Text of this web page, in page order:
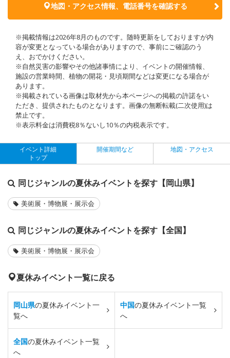
地図・アクセス情報、電話番号を確認する
※掲載情報は2026年8月のものです。随時更新をしておりますが内
容が変更となっている場合がありますので、事前にご確認のう
え、おでかけください。
※自然災害の影響やその他諸事情により、イベントの開催情報、
施設の営業時間、植物の開花・見頃期間などは変更になる場合が
あります。
※掲載されている画像は取材先から本ページへの掲載の許諾をい
ただき、提供されたものとなります。画像の無断転載(二次使用)は
禁止です。
※表示料金は消費税8％ないし10％の内税表示です。
イベント詳細
トップ
開催期間など 地図・アクセス
同じジャンルの夏休みイベントを探す【岡山県】
美術展・博物展・展示会
同じジャンルの夏休みイベントを探す【全国】
美術展・博物展・展示会
夏休みイベント一覧に戻る
岡山県の夏休みイベント一
覧へ
中国の夏休みイベント一覧
へ
全国の夏休みイベント一覧
へ